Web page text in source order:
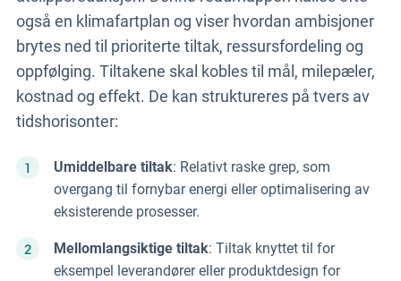
også en klimafartplan og viser hvordan ambisjoner
brytes ned til prioriterte tiltak, ressursfordeling og
oppfølging. Tiltakene skal kobles til mål, milepæler,
kostnad og effekt. De kan struktureres på tvers av
tidshorisonter:
Umiddelbare tiltak: Relativt raske grep, som
overgang til fornybar energi eller optimalisering av
eksisterende prosesser.
Mellomlangsiktige tiltak: Tiltak knyttet til for
eksempel leverandører eller produktdesign for